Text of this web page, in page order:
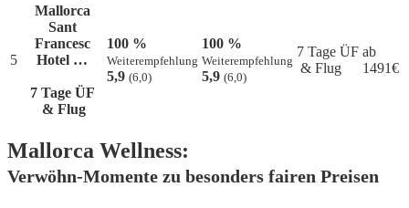
5
Mallorca
Sant
Francesc
Hotel …
7 Tage ÜF
& Flug
100 %
Weiterempfehlung
5,9 (6,0)
100 %
Weiterempfehlung
5,9 (6,0)
7 Tage ÜF
& Flug
ab
1491€
Mallorca Wellness:
Verwöhn-Momente zu besonders fairen Preisen